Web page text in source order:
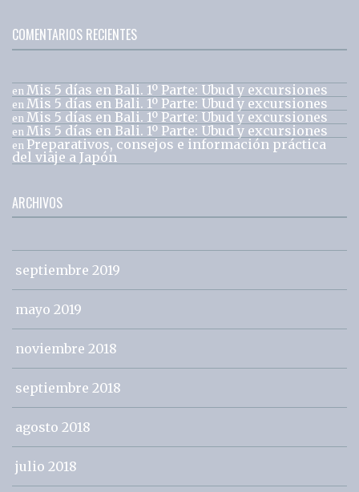
COMENTARIOS RECIENTES
en Mis 5 días en Bali. 1º Parte: Ubud y excursiones
en Mis 5 días en Bali. 1º Parte: Ubud y excursiones
en Mis 5 días en Bali. 1º Parte: Ubud y excursiones
en Mis 5 días en Bali. 1º Parte: Ubud y excursiones
en Preparativos, consejos e información práctica
del viaje a Japón
ARCHIVOS
septiembre 2019
mayo 2019
noviembre 2018
septiembre 2018
agosto 2018
julio 2018